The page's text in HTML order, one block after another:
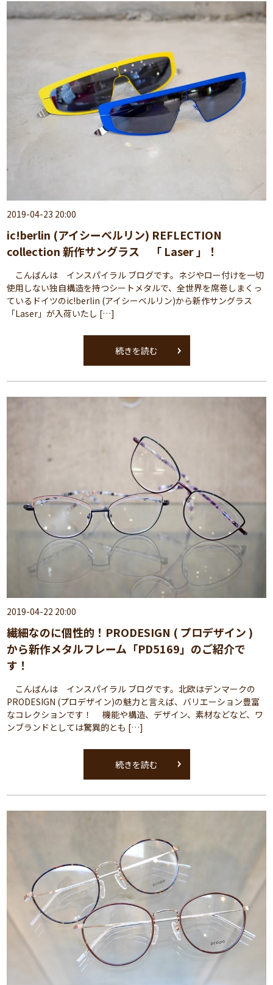
2019-04-23 20:00
ic!berlin (アイシーベルリン) REFLECTION
collection 新作サングラス 「 Laser 」！
こんばんは インスパイラル ブログです。ネジやロー付けを一切
使用しない独自構造を持つシートメタルで、全世界を席巻しまくっ
ているドイツのic!berlin (アイシーベルリン)から新作サングラス
「Laser」が入荷いたし […]
続きを読む
2019-04-22 20:00
繊細なのに個性的！PRODESIGN ( プロデザイン )
から新作メタルフレーム「PD5169」のご紹介で
す！
こんばんは インスパイラル ブログです。北欧はデンマークの
PRODESIGN (プロデザイン)の魅力と言えば、バリエーション豊富
なコレクションです！ 機能や構造、デザイン、素材などなど、ワ
ンブランドとしては驚異的とも […]
続きを読む